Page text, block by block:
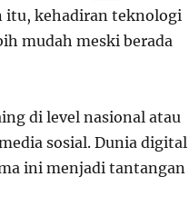
itu, kehadiran teknologi
mudah meski berada
di level nasional atau
sosial. Dunia digital
ini menjadi tantangan